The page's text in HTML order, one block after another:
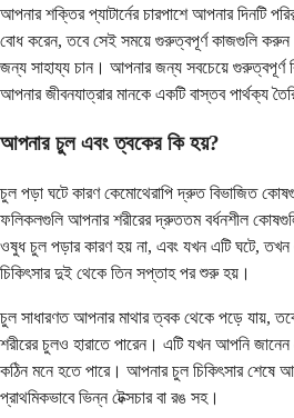
আপনার শক্তির প্যাটার্নের চারপাশে আপনার দিনটি
বোধ করেন, তবে সেই সময়ে গুরুত্বপূর্ণ কাজগুলি
জন্য সাহায্য চান। আপনার জন্য সবচেয়ে গুরুত্বপূর্ণ
আপনার জীবনযাত্রার মানকে একটি বাস্তব পার্থক্য
আপনার চুল এবং ত্বকের কি হয়?
চুল পড়া ঘটে কারণ কেমোথেরাপি দ্রুত বিভাজিত
ফলিকলগুলি আপনার শরীরের দ্রুততম বর্ধনশীল
ওষুধ চুল পড়ার কারণ হয় না, এবং যখন এটি ঘটে,
চিকিৎসার দুই থেকে তিন সপ্তাহ পর শুরু হয়।
চুল সাধারণত আপনার মাথার ত্বক থেকে পড়ে যায়,
শরীরের চুলও হারাতে পারেন। এটি যখন আপনি
কঠিন মনে হতে পারে। আপনার চুল চিকিৎসার শেষে
প্রাথমিকভাবে ভিন্ন টেক্সচার বা রঙ সহ।